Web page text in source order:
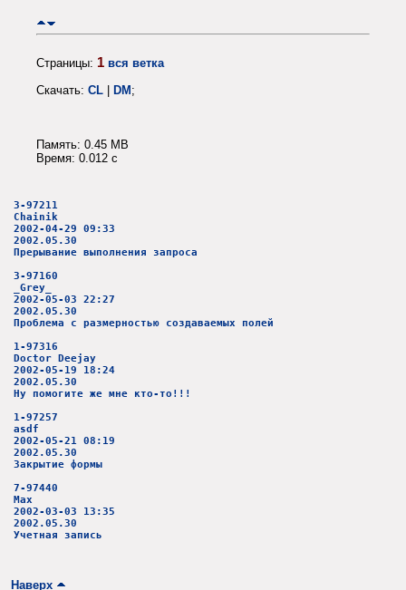
Страницы: 1 вся ветка
Скачать: CL | DM;
Память: 0.45 MB
Время: 0.012 c
3-97211
Chainik
2002-04-29 09:33
2002.05.30
Прерывание выполнения запроса
3-97160
_Grey_
2002-05-03 22:27
2002.05.30
Проблема с размерностью создаваемых полей
1-97316
Doctor Deejay
2002-05-19 18:24
2002.05.30
Ну помогите же мне кто-то!!!
1-97257
asdf
2002-05-21 08:19
2002.05.30
Закрытие формы
7-97440
Max
2002-03-03 13:35
2002.05.30
Учетная запись
Наверх